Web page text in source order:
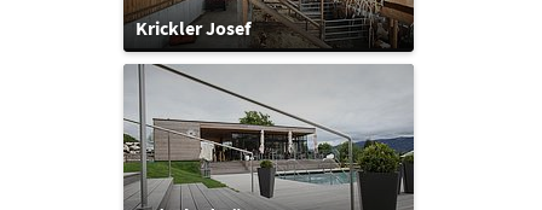
Krickler Josef